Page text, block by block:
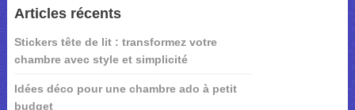
Articles récents
Stickers tête de lit : transformez votre
chambre avec style et simplicité
Idées déco pour une chambre ado à petit
budget